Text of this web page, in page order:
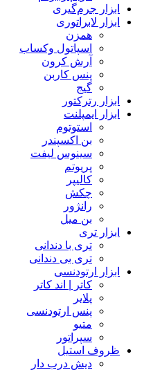
ابزار جرم‌گیری
ابزار لابراتوری
همزن
اسپاتول وکساب
آرش کرون
پنس کاربن
گیج
ابزار رترکتور
ابزار ایمپلنت
استوتوم
بن اکسپندر
سینوس لیفت
پریوتم
کالیپر
چکش
رانژور
بن میل
ابزار تری
تری با دندانی
تری بی دندانی
ابزار ارتودنسی
کاتر | اند کاتر
پلایر
پنس ارتودنسی
متیو
سپراتور
ظروف استیل
دیش درب دار